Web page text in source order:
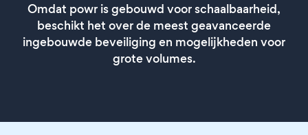
Omdat powr is gebouwd voor schaalbaarheid,
beschikt het over de meest geavanceerde
ingebouwde beveiliging en mogelijkheden voor
grote volumes.